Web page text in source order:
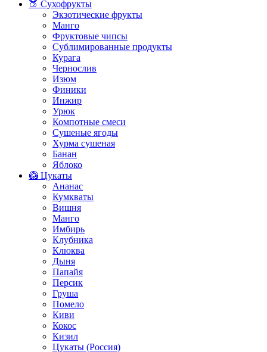
🍑 Сухофрукты
Экзотические фрукты
Манго
Фруктовые чипсы
Сублимированные продукты
Курага
Чернослив
Изюм
Финики
Инжир
Урюк
Компотные смеси
Сушеные ягоды
Хурма сушеная
Банан
Яблоко
🥝 Цукаты
Ананас
Кумкваты
Вишня
Манго
Имбирь
Клубника
Клюква
Дыня
Папайя
Персик
Груша
Помело
Киви
Кокос
Кизил
Цукаты (Россия)